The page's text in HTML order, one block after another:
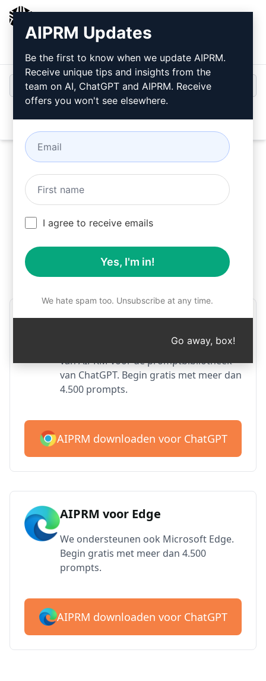
Inloggen
Probeer nu deze
ChatGPT-
prompt
Stap 1: Download AIPRM gratis
AIPRM voor Google Chrome
Meer dan 2 miljoen gebruikers houden
van AIPRM voor de promptbibliotheek
van ChatGPT. Begin gratis met meer dan
4.500 prompts.
AIPRM downloaden voor ChatGPT
AIPRM voor Edge
We ondersteunen ook Microsoft Edge.
Begin gratis met meer dan 4.500
prompts.
AIPRM downloaden voor ChatGPT
AIPRM Updates
Be the first to know when we update AIPRM.
Receive unique tips and insights from the
team on AI, ChatGPT and AIPRM. Receive
offers you won't see elsewhere.
I agree to receive emails
Yes, I'm in!
We hate spam too. Unsubscribe at any time.
Go away, box!